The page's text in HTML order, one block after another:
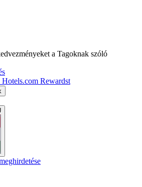
a Tagoknak szóló
Hotels.com Rewardst